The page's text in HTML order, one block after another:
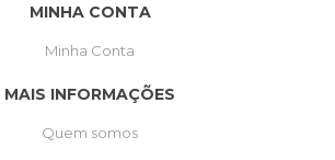
MINHA CONTA
Minha Conta
MAIS INFORMAÇÕES
Quem somos